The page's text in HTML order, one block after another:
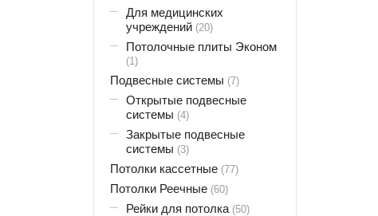
Для медицинских
учреждений (20)
Потолочные плиты Эконом
(1)
Подвесные системы (7)
Открытые подвесные
системы (4)
Закрытые подвесные
системы (3)
Потолки кассетные (77)
Потолки Реечные (60)
Рейки для потолка (50)